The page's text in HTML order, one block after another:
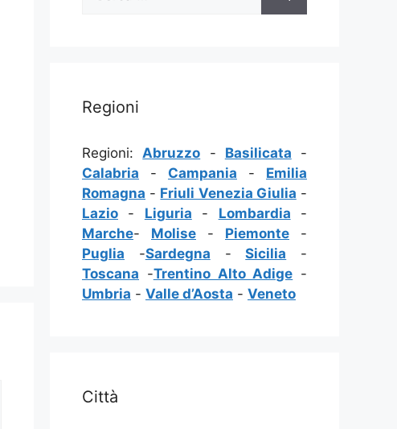
Regioni
Regioni:Abruzzo - Basilicata -
Calabria - Campania - Emilia
Romagna - Friuli Venezia Giulia -
Lazio - Liguria - Lombardia -
Marche- Molise - Piemonte -
Puglia -Sardegna -Sicilia -
Toscana -Trentino Alto Adige -
Umbria - Valle d’Aosta - Veneto
Città